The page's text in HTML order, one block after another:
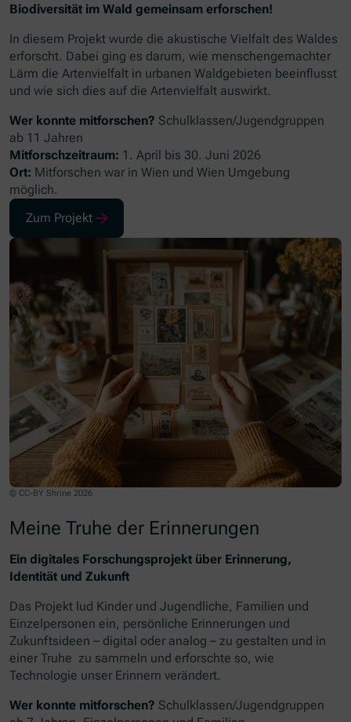
Biodiversität im Wald gemeinsam erforschen!
In diesem Projekt wurde die akustische Vielfalt des Waldes
erforscht. Dabei ging es darum, wie menschengemachter
Lärm die Artenvielfalt in urbanen Waldgebieten beeinflusst
und wie sich dies auf die Artenvielfalt auswirkt.
Wer konnte mitforschen? Schulklassen/Jugendgruppen
ab 11 Jahren
Mitforschzeitraum: 1. April bis 30. Juni 2026
Ort: Mitforschen war in Wien und Wien Umgebung
möglich.
Zum Projekt
(Öffnet in neuem Fenster)
© CC-BY Shrine 2026
Meine Truhe der Erinnerungen
Ein digitales Forschungsprojekt über Erinnerung,
Identität und Zukunft
Das Projekt lud Kinder und Jugendliche, Familien und
Einzelpersonen ein, persönliche Erinnerungen und
Zukunftsideen – digital oder analog – zu gestalten und in
einer Truhe zu sammeln und erforschte so, wie
Technologie unser Erinnern verändert.
Wer konnte mitforschen? Schulklassen/Jugendgruppen